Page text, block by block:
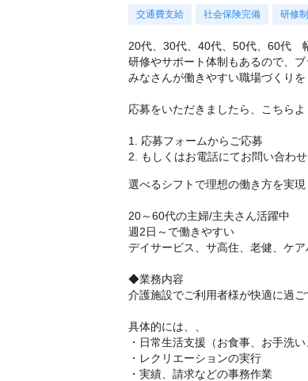
交通費支給 社会保険完備 研修
20代、30代、40代、50代、60代
研修やサポート体制もあるので、
みなさんが働きやすい職場づくりを
応募をいただきましたら、こちら
1. 応募フォームからご応募
2. もしくはお電話にてお問い合わせ
選べるシフトで理想の働き方を実現
20～60代の主婦/主夫さん活躍中
週2日～で働きやすい
デイサービス、サ高住、老健、ケ
◆業務内容
介護施設でご利用者様が快適に過ご
具体的には、、
・日常生活支援（お食事、お手洗
・レクリエーションの実行
・実績、請求などの事務作業